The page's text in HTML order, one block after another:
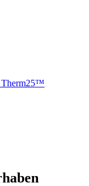
Therm25™